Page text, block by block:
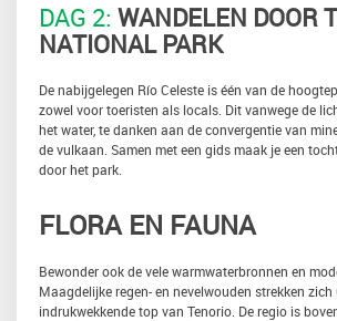
DAG 2: WANDELEN DOOR
NATIONAL PARK
De nabijgelegen Río Celeste is één van de
zowel voor toeristen als locals. Dit vanwege de
het water, te danken aan de convergentie van
de vulkaan. Samen met een gids maak je een
door het park.
FLORA EN FAUNA
Bewonder ook de vele warmwaterbronnen en
Maagdelijke regen- en nevelwouden strekken
indrukwekkende top van Tenorio. De regio is